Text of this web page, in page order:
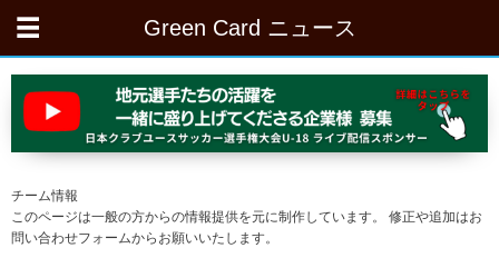
Green Card ニュース
チーム情報
このページは一般の方からの情報提供を元に制作しています。 修正や追加はお
問い合わせフォームからお願いいたします。